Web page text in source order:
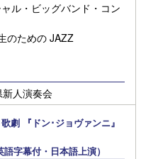
ル・ビッグバンド・コン
のための JAZZ
人演奏会
劇 『ドン･ジョヴァンニ』
語字幕付・日本語上演）